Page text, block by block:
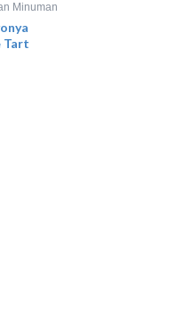
Minuman
Tart